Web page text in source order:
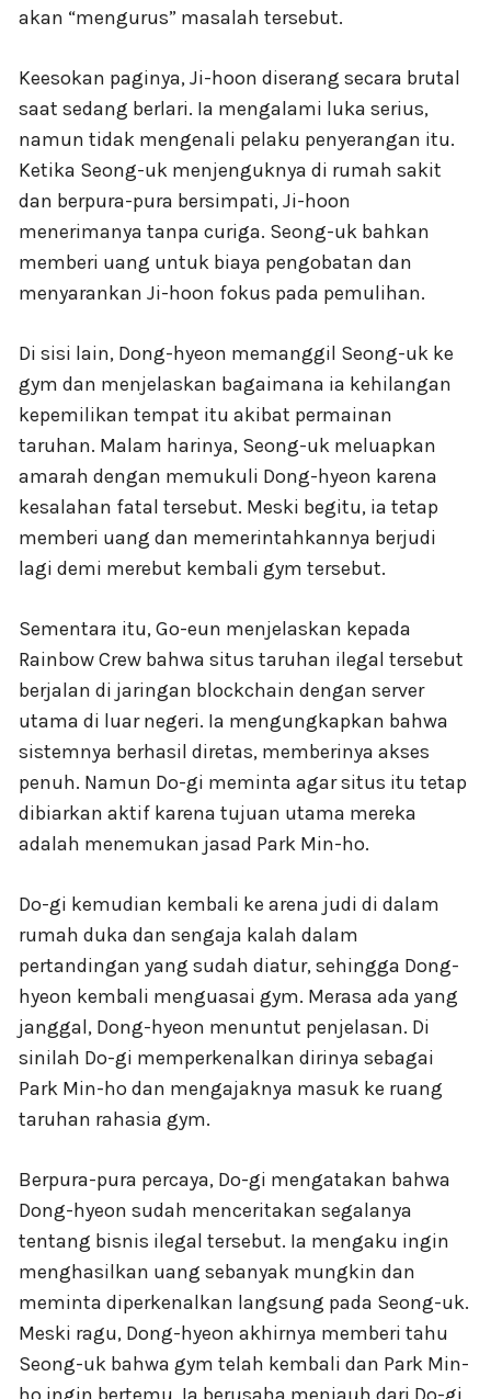
akan “mengurus” masalah tersebut.
Keesokan paginya, Ji-hoon diserang secara brutal
saat sedang berlari. Ia mengalami luka serius,
namun tidak mengenali pelaku penyerangan itu.
Ketika Seong-uk menjenguknya di rumah sakit
dan berpura-pura bersimpati, Ji-hoon
menerimanya tanpa curiga. Seong-uk bahkan
memberi uang untuk biaya pengobatan dan
menyarankan Ji-hoon fokus pada pemulihan.
Di sisi lain, Dong-hyeon memanggil Seong-uk ke
gym dan menjelaskan bagaimana ia kehilangan
kepemilikan tempat itu akibat permainan
taruhan. Malam harinya, Seong-uk meluapkan
amarah dengan memukuli Dong-hyeon karena
kesalahan fatal tersebut. Meski begitu, ia tetap
memberi uang dan memerintahkannya berjudi
lagi demi merebut kembali gym tersebut.
Sementara itu, Go-eun menjelaskan kepada
Rainbow Crew bahwa situs taruhan ilegal tersebut
berjalan di jaringan blockchain dengan server
utama di luar negeri. Ia mengungkapkan bahwa
sistemnya berhasil diretas, memberinya akses
penuh. Namun Do-gi meminta agar situs itu tetap
dibiarkan aktif karena tujuan utama mereka
adalah menemukan jasad Park Min-ho.
Do-gi kemudian kembali ke arena judi di dalam
rumah duka dan sengaja kalah dalam
pertandingan yang sudah diatur, sehingga Dong-
hyeon kembali menguasai gym. Merasa ada yang
janggal, Dong-hyeon menuntut penjelasan. Di
sinilah Do-gi memperkenalkan dirinya sebagai
Park Min-ho dan mengajaknya masuk ke ruang
taruhan rahasia gym.
Berpura-pura percaya, Do-gi mengatakan bahwa
Dong-hyeon sudah menceritakan segalanya
tentang bisnis ilegal tersebut. Ia mengaku ingin
menghasilkan uang sebanyak mungkin dan
meminta diperkenalkan langsung pada Seong-uk.
Meski ragu, Dong-hyeon akhirnya memberi tahu
Seong-uk bahwa gym telah kembali dan Park Min-